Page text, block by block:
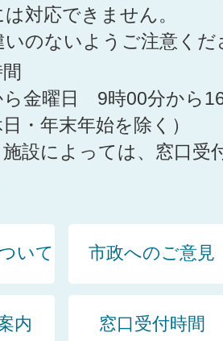
対応できません。
いのないようご注意くだ
ら金曜日 9時00分から
日・年末年始を除く）
設によっては、窓口受
いて 市政へのご意見
内 窓口受付時間